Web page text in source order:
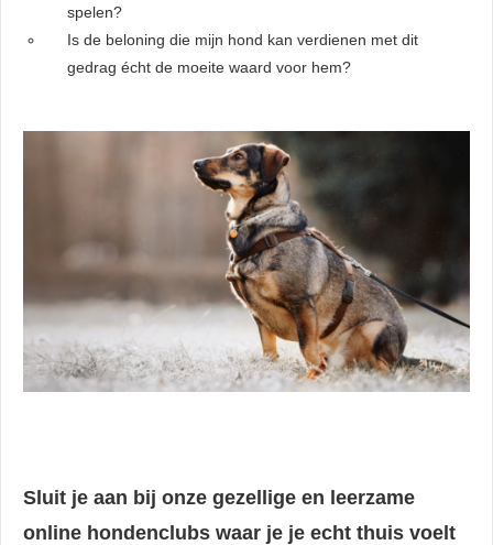
spelen?
Is de beloning die mijn hond kan verdienen met dit
gedrag écht de moeite waard voor hem?
Sluit je aan bij onze gezellige en leerzame
online hondenclubs waar je je echt thuis voelt